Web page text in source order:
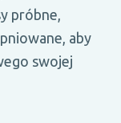
próbne,
aby
swojej